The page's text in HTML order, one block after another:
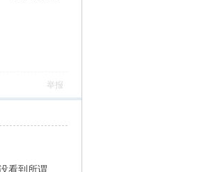
举报
看到所谓